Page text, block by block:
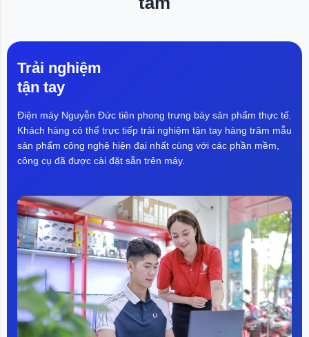
cưỡng bức, gây bất lợi cho Mỹ
Trải nghiệm
tận tay
Điện máy Nguyễn Đức tiên phong trưng bày sản phẩm thực tế.
Khách hàng có thể trực tiếp trải nghiệm tận tay hàng trăm mẫu
sản phẩm công nghệ hiện đại nhất cùng với các phần mềm,
công cụ đã được cài đặt sẵn trên máy.